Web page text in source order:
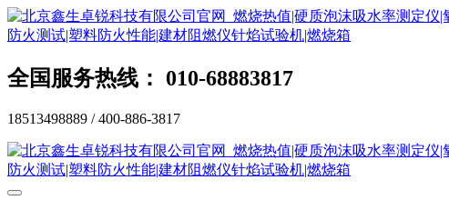
全国服务热线： 010-68883817
18513498889 / 400-886-3817